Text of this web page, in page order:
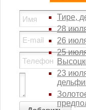
Тире,
28
26
25
23